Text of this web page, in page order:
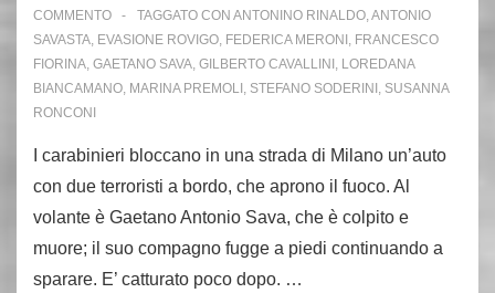
COMMENTO
TAGGATO CON ANTONINO RINALDO,ANTONIO
SAVASTA, EVASIONE ROVIGO, FEDERICA MERONI , FRANCESCO
FIORINA, GAETANO SAVA, GILBERTO CAVALLINI , LOREDANA
BIANCAMANO, MARINA PREMOLI , STEFANO SODERINI , SUSANNA
RONCONI
I carabinieri bloccano in una strada di Milano un’auto
con due terroristi a bordo, che aprono il fuoco. Al
volante è Gaetano Antonio Sava, che è colpito e
muore; il suo compagno fugge a piedi continuando a
sparare. E’ catturato poco dopo. …